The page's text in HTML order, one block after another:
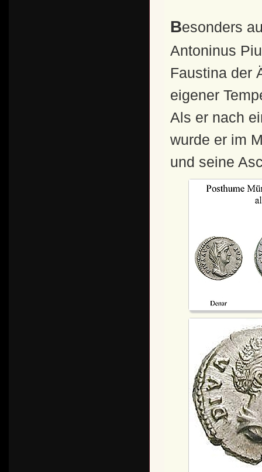
Besonders auffällig waren die hohen Ehrungen, die
Antoninus
Faustina der
eigener
Als er nach
wurde er im
und seine